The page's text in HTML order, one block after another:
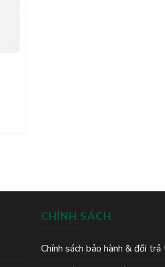
CHÍNH SÁCH
Chính sách bảo hành & đổi trả